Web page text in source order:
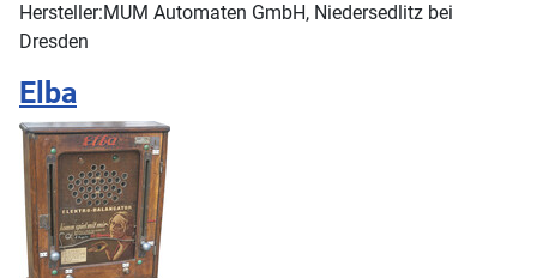
Hersteller:MUM Automaten GmbH, Niedersedlitz bei
Dresden
Elba